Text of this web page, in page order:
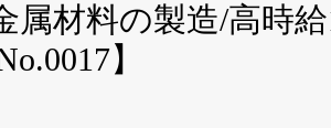
属材料の製造/高時
】